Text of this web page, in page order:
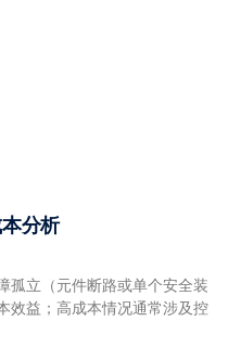
分析
孤立（元件断路或单个安全装
效益；高成本情况通常涉及控